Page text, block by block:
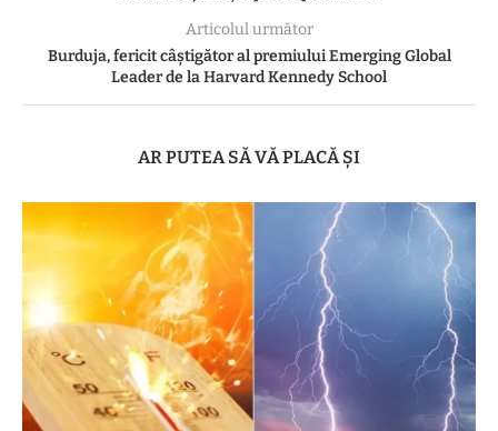
Articolul următor
Burduja, fericit câștigător al premiului Emerging Global
Leader de la Harvard Kennedy School
AR PUTEA SĂ VĂ PLACĂ ȘI